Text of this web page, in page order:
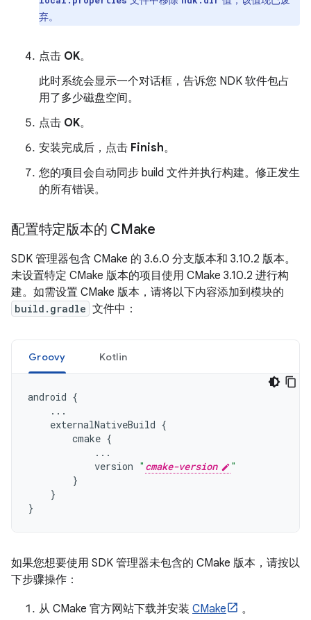
弃。
点击 OK。
此时系统会显示一个对话框，告诉您 NDK 软件包占
用了多少磁盘空间。
点击 OK。
安装完成后，点击 Finish。
您的项目会自动同步 build 文件并执行构建。修正发生
的所有错误。
配置特定版本的 CMake
SDK 管理器包含 CMake 的 3.6.0 分支版本和 3.10.2 版本。
未设置特定 CMake 版本的项目使用 CMake 3.10.2 进行构
建。如需设置 CMake 版本，请将以下内容添加到模块的
build.gradle 文件中：
Groovy Kotlin
android {
...
externalNativeBuild {
cmake {
...
version " cmake-version
"
}
}
}
如果您想要使用 SDK 管理器未包含的 CMake 版本，请按以
下步骤操作：
从 CMake 官方网站下载并安装 CMake
。